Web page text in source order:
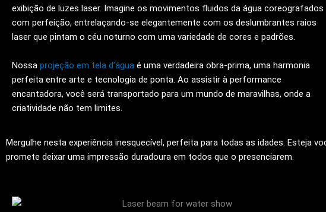
exibição de luzes laser. Imagine os movimentos fluidos da água coreografados
com perfeição, entrelaçando-se elegantemente com os deslumbrantes raios
laser que pintam o céu noturno com uma variedade de cores e padrões.
Nossa projeção em tela d’água é uma verdadeira obra-prima, uma harmonia
perfeita entre arte e tecnologia de ponta. Ao assistir à performance
encantadora, você será transportado para um mundo de maravilhas, onde a
criatividade não tem limites.
Mergulhe nesta experiência inesquecível, perfeita para todas as idades. Esteja
promete deixar uma impressão duradoura em todos que o presenciarem.